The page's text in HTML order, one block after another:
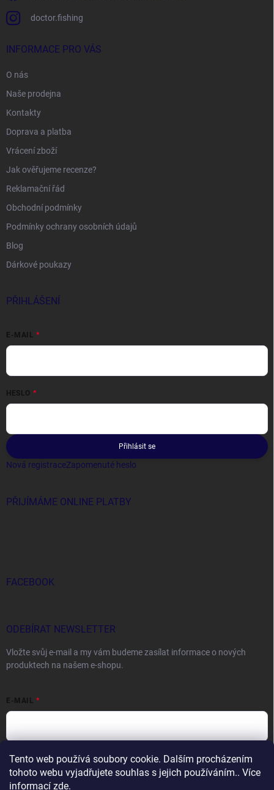
Tento web používá soubory cookie. Dalším procházením
tohoto webu vyjadřujete souhlas s jejich používáním.. Více
informací zde.
doctor.fishing
INFORMACE PRO VÁS
O nás
Naše prodejna
Kontakty
Doprava a platba
Vrácení zboží
Jak ověřujeme recenze?
Reklamační řád
Obchodní podmínky
Podmínky ochrany osobních údajů
Blog
Dárkové poukazy
PŘIHLÁŠENÍ
E-MAIL
HESLO
Přihlásit se
Nová registraceZapomenuté heslo
PŘIJÍMÁME ONLINE PLATBY
FACEBOOK
ODEBÍRAT NEWSLETTER
Vložte svůj e-mail a my vám budeme zasílat informace o nových
produktech na našem e-shopu.
E-MAIL
Vložením e-mailu souhlasíte spodmínkami ochrany osobních údajů
Přihlásit se